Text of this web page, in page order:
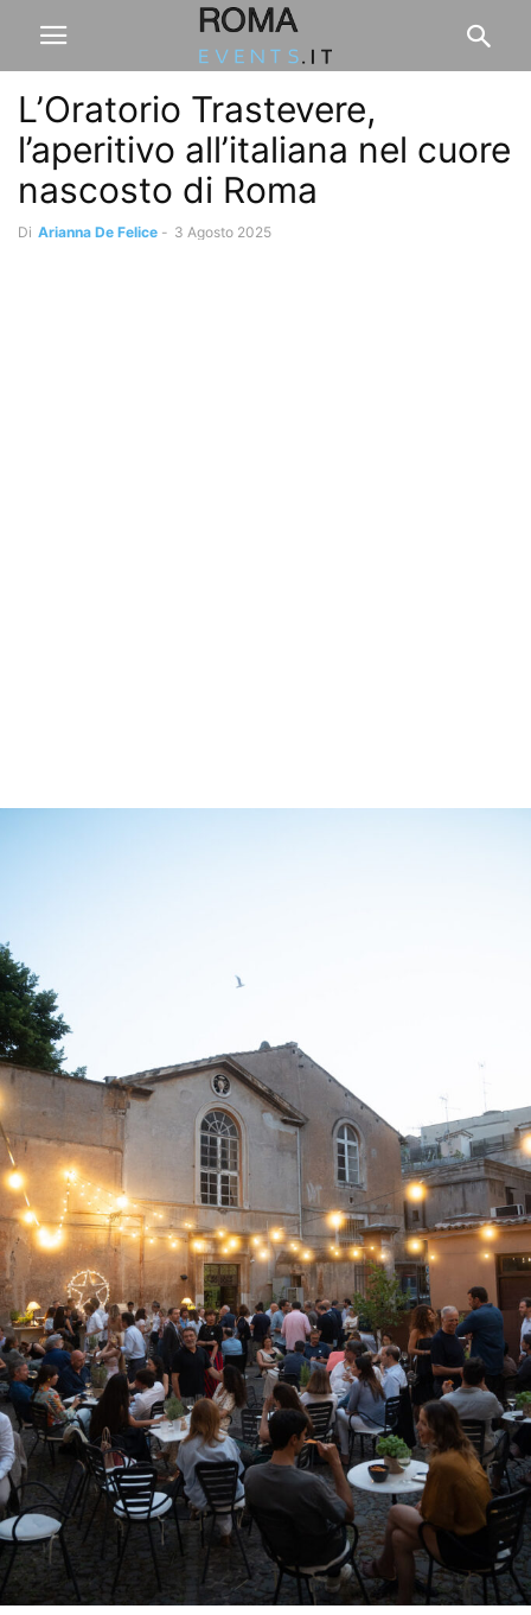
L’Oratorio Trastevere,
l’aperitivo all’italiana nel cuore
nascosto di Roma
Di Arianna De Felice - 3 Agosto 2025